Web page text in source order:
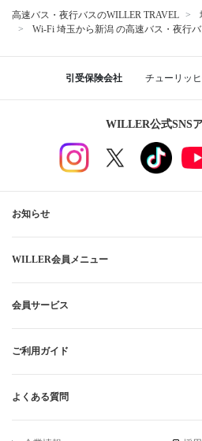
高速バス・夜行バスのWILLER TRAVEL
Wi-Fi 埼玉から新潟 の高速バス・夜行
引受保険会社 チューリッ
WILLER公式SNS
お知らせ
WILLER会員メニュー
会員サービス
ご利用ガイド
よくある質問